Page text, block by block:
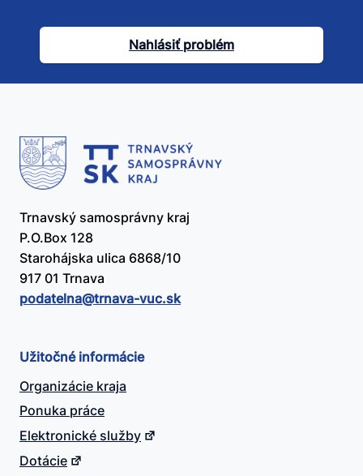
článok
užitočný?
Nahlásiť problém
Trnavský samosprávny kraj
P.O.Box 128
Starohájska ulica 6868/10
917 01 Trnava
podatelna@​trnava-vuc.sk
Užitočné informácie
Organizácie kraja
Ponuka práce
Elektronické služby
Dotácie